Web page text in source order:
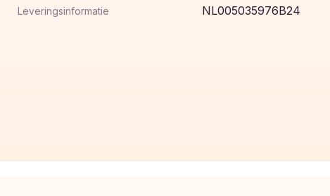
Leveringsinformatie
NL005035976B24